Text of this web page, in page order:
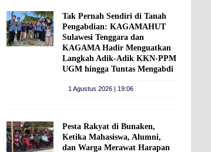
Tak Pernah Sendiri di Tanah
Pengabdian: KAGAMAHUT
Sulawesi Tenggara dan
KAGAMA Hadir Menguatkan
Langkah Adik-Adik KKN-PPM
UGM hingga Tuntas Mengabdi
1 Agustus 2026 | 19:06
Pesta Rakyat di Bunaken,
Ketika Mahasiswa, Alumni,
dan Warga Merawat Harapan